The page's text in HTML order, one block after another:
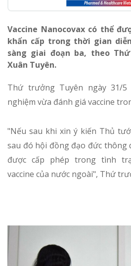
Vaccine Nanocovax có thể
khẩn cấp trong thời gian
sàng giai đoạn ba, theo
Xuân Tuyên.
Thứ trưởng Tuyên ngày 31/
nghiệm vừa đánh giá vaccine
"Nếu sau khi xin ý kiến Thủ
sau đó hội đồng đạo đức thông
được cấp phép trong tình
vaccine của nước ngoài", Thứ